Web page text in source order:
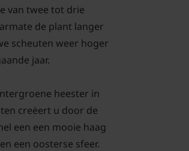
van twee tot drie
de plant langer
scheuten weer hoger
jaar.
heester in
creëert u door de
een een mooie haag
een oosterse sfeer.